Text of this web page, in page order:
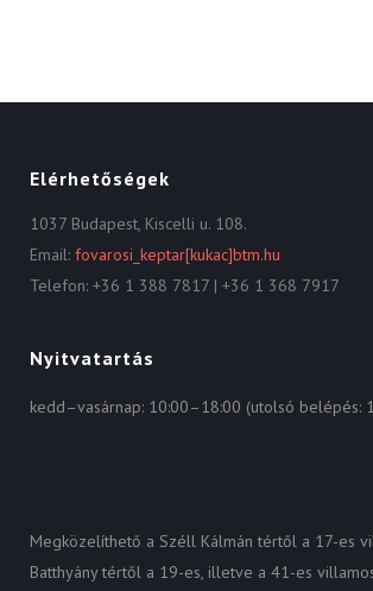
Elérhetőségek
1037 Budapest, Kiscelli u. 108.
Email: fovarosi_keptar[kukac]btm.hu
Telefon: +36 1 388 7817 | +36 1 368 7917
Nyitvatartás
kedd–vasárnap: 10:00–18:00 (utolsó belépés:
Megközelíthető a Széll Kálmán tértől a 17-es
Batthyány tértől a 19-es, illetve a 41-es